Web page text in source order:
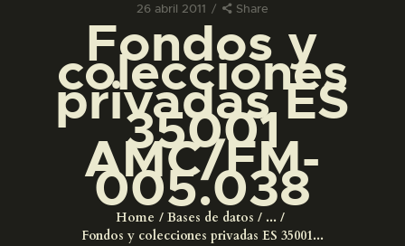
26 abril 2011 Share
Fondos y
colecciones
privadas ES
35001
AMC/FM-
005.038
Home Bases de datos
...
Fondos y colecciones privadas ES 35001...
PREPARAR LA VISITA
ACTIVIDADES
█
EL MUSEO